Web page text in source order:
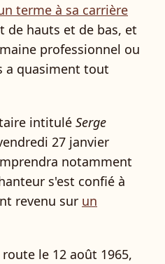
terme à sa carrière
de hauts et de bas, et
professionnel ou
a quasiment tout
intitulé Serge
27 janvier
notamment
s'est confié à
revenu sur un
le 12 août 1965,